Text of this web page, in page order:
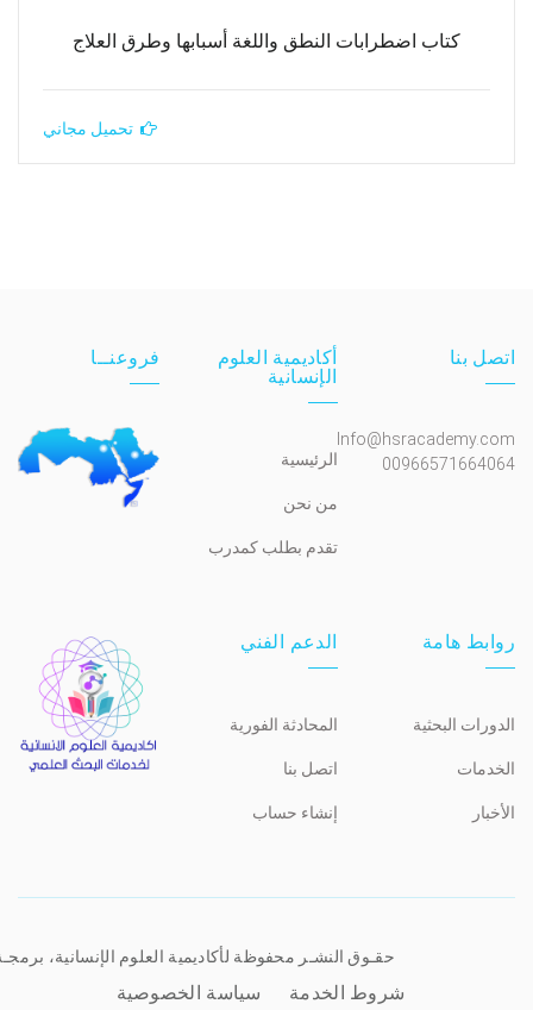
كتاب اضطرابات النطق واللغة أسبابها وطرق العلاج
تحميل مجاني
اتصل بنا
Info@hsracademy.com
00966571664064
أكاديمية العلوم
الإنسانية
الرئيسية
من نحن
تقدم بطلب كمدرب
فروعنــا
روابط هامة
الدورات البحثية
الخدمات
الأخبار
الدعم الفني
المحادثة الفورية
اتصل بنا
إنشاء حساب
حقـوق النشـر محفوظة لأكاديمية العلوم الإنسانية،
شروط الخدمة سياسة الخصوصية